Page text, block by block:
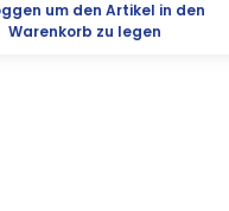
um den Artikel in den
Warenkorb zu legen